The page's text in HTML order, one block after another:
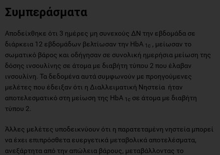
Συμπεράσματα
Αποδείχθηκε ότι 3 ημέρες μη συνεχούς ΔΝ την εβδομάδα σε
διάρκεια 12 εβδομάδων βελτίωσαν την HbA 1c , μείωσαν το
σωματικό βάρος και οδήγησαν σε συνολική ημερήσια μείωση της
δόσης ινσουλίνης σε άτομα με διαβήτη τύπου 2 που έλαβαν
ινσουλίνη. Τα δεδομένα αυτά συμφωνούν με προηγούμενες
μελέτες που έδειξαν ότι η Διαλλειματική Νηστεία ήταν
αποτελεσματικό στη μείωση της HbA 1c σε άτομα με διαβήτη
τύπου 2.
Άλλες μελέτες υποδεικνύουν ότι η παρατεταμένη νηστεία μπορεί
να έχει επιπρόσθετα ευεργετικά μεταβολικά αποτελέσματα,
ανεξάρτητα από την απώλεια βάρους, μεταβάλλοντας το